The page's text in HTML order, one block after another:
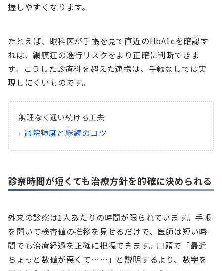
握しやすくなります。
たとえば、眼科医が手帳を見て直近のHbA1cを確認す
れば、網膜症の進行リスクをより正確に判断できま
す。こうした診療科を超えた連携は、手帳なしでは実
現しにくいものです。
無理なく通い続ける工夫
› 通院頻度と継続のコツ
診察時間が短くても治療方針を的確に決められる
外来の診察は1人あたりの時間が限られています。手帳
を開いて検査値の推移を見せるだけで、医師は短い時
間でも治療経過を正確に把握できます。口頭で「最近
ちょっと数値が悪くて……」と説明するより、数字を